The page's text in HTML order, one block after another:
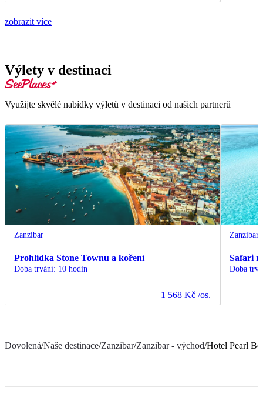
zobrazit více
Výlety v destinaci
Využijte skvělé nabídky výletů v destinaci od našich partnerů
Zanzibar
Prohlídka Stone Townu a koření
Doba trvání: 10 hodin
1 568 Kč /os.
Zanzibar
Safari
Doba
Dovolená/Naše destinace/Zanzibar/Zanzibar - východ/Hotel Pearl